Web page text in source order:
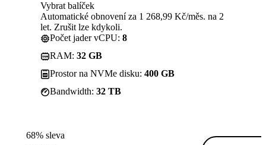
Vybrat balíček
Automatické obnovení za 1 268,99 Kč/měs. na 2
let. Zrušit lze kdykoli.
Počet jader vCPU: 8
RAM: 32 GB
Prostor na NVMe disku: 400 GB
Bandwidth: 32 TB
68% sleva